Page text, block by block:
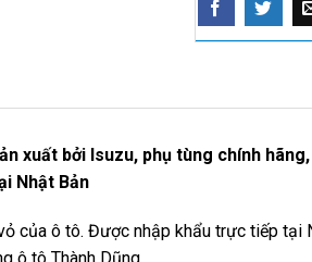
xuất bởi Isuzu, phụ tùng chính
Nhật Bản
của ô tô. Được nhập khẩu trực tiếp tại